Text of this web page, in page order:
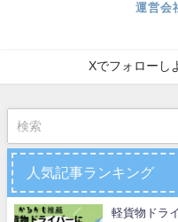
運営会
Xでフォローし
人気記事ランキング
軽貨物ドラ